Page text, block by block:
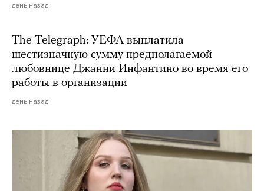
день назад
The Telegraph: УЕФА выплатила
шестизначную сумму предполагаемой
любовнице Джанни Инфантино во время его
работы в организации
день назад